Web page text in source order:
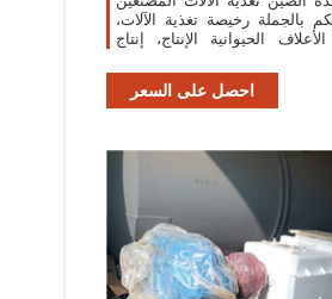
بالجملة رخيصة تغذية الآلات،
الحيوانية الإنتاج، إنتاج
احصل على السعر